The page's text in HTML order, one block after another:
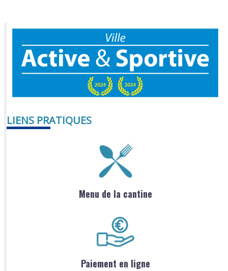
LIENS PRATIQUES
Menu de la cantine
Paiement en ligne